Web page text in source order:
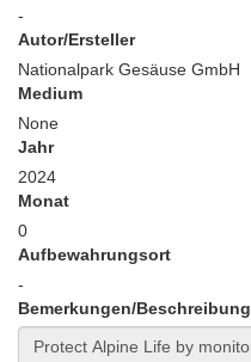
-
Autor/Ersteller
Nationalpark Gesäuse GmbH
Medium
None
Jahr
2024
Monat
0
Aufbewahrungsort
-
Bemerkungen/Beschreibung